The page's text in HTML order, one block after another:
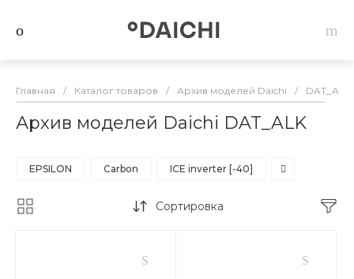
Главная / Каталог товаров / Архив моделей Daichi / DAT_ALK
Архив моделей Daichi DAT_ALK
EPSILON Carbon ICE inverter [-40]
Сортировка